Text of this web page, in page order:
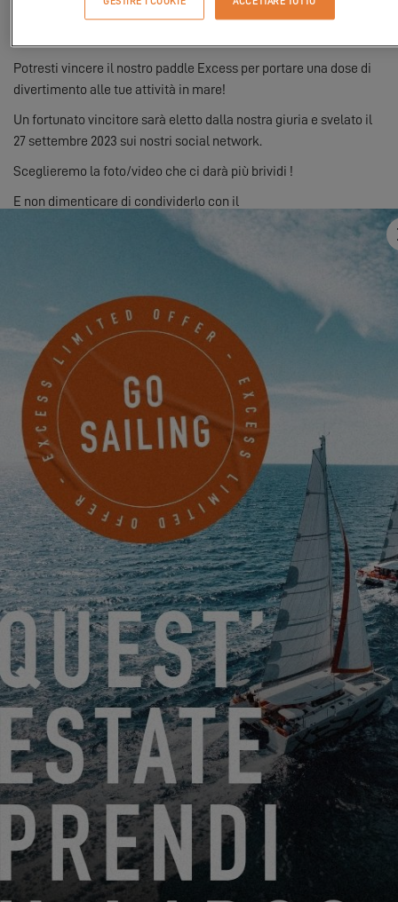
Instagram. Al timone, a vela, all'ancora, siate creativi, siate
Potresti vincere il nostro paddle Excess per portare una dose di
divertimento alle tue attività in mare!
Un fortunato vincitore sarà eletto dalla nostra giuria e svelato il
27 settembre 2023 sui nostri social network.
Sceglieremo la foto/video che ci darà più brividi !
E non dimenticare di condividerlo con il
per essere sicuro di partecipare al
Buona fortuna a tutti i membri del team Excess.
*Concorso organizzato dal 26/07 al 20/09/23 e aperto a
proprietari e noleggiatori di catamarani Excess. Solo 1 vincitore
sarà eletto dalla nostra giuria Risultati il 27/09/23.
EXCESS OWNERS STORIES – FAMIGLIA HEMBISE
02.08.23
VIENI A TROVARCI AL SALONE NAUTICO DI GENOVA!